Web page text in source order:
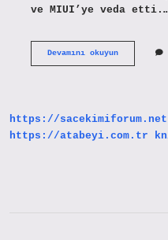
ve MIUI’ye veda
Devamını okuyunXiaomi
https://sacekimiforum.net
https://atabeyi.com.tr